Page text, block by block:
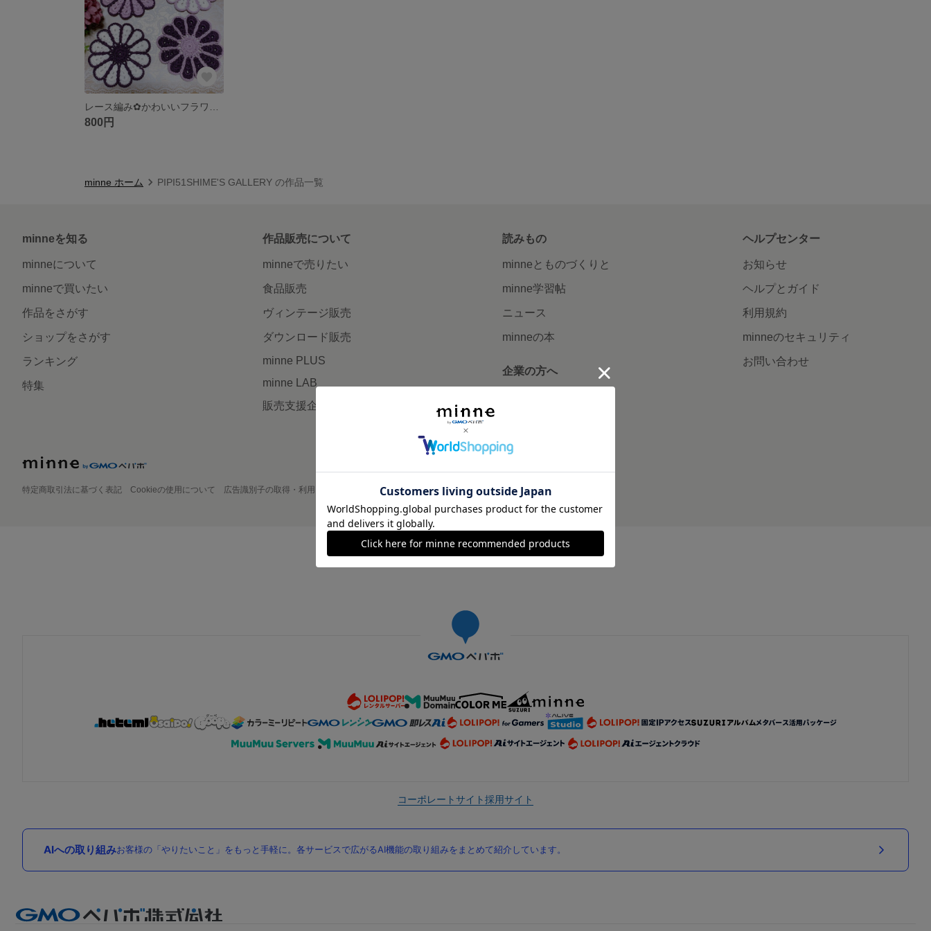
800円
minne ホーム PIPI51SHIME'S GALLERY の作品一覧
minneを知る
minneについて
minneで買いたい
作品をさがす
ショップをさがす
ランキング
特集
作品販売について
minneで売りたい
食品販売
ヴィンテージ販売
ダウンロード販売
minne PLUS
minne LAB
販売支援企画・イベント
読みもの
minneとものづくりと
minne学習帖
ニュース
minneの本
企業の方へ
ヘルプセンター
お知らせ
ヘルプとガイド
利用規約
minneのセキュリティ
お問い合わせ
特定商取引法に基づく表記 Cookieの使用について 広告識別子の取得・利用 プライバシーポリシー 会社概要 採用情報 メディアキット
©GMO Pepabo, Inc. All rights reserved.
コーポレートサイト採用サイト
AIへの取り組みお客様の「やりたいこと」をもっと手軽に。各サービスで広がるAI機能の取り組みをまとめて紹介しています。